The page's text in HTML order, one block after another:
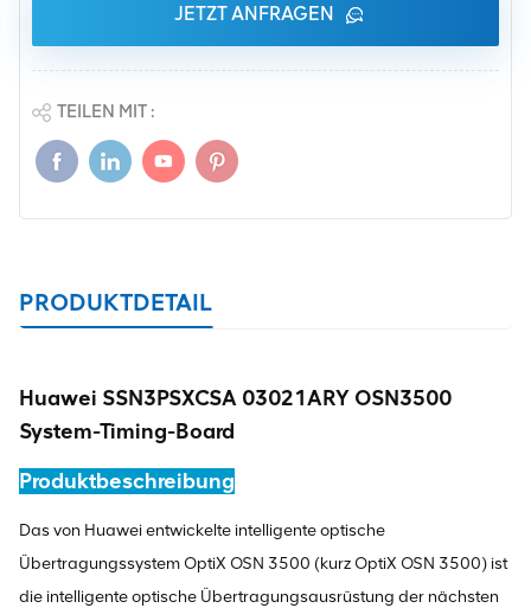
JETZT ANFRAGEN
TEILEN MIT :
PRODUKTDETAIL
Huawei SSN3PSXCSA 03021ARY OSN3500
System-Timing-Board
Produktbeschreibung
Das von Huawei entwickelte intelligente optische
Übertragungssystem OptiX OSN 3500 (kurz OptiX OSN 3500) ist
die intelligente optische Übertragungsausrüstung der nächsten